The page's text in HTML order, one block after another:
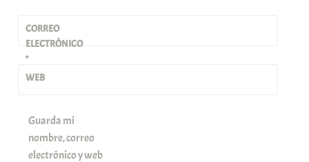
CORREO
ELECTRÓNICO
*
WEB
Guarda mi
nombre, correo
electrónico y web